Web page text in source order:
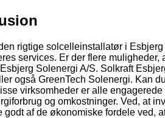
rigtige solcelleinstallatør i
services. Er der flere
Solenergi A/S. Solkraft
også GreenTech Solenergi. Kan
virksomheder er alle
og omkostninger. Ved, at
godt af de økonomiske fordele ved,